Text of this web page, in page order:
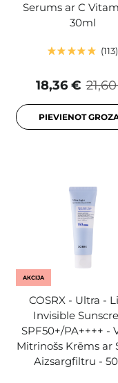
Serums ar C
30ml
113
18,36 €
PIEVIENOT
AKCIJA
COSRX - Ultra -
Invisible
SPF50+/PA++++ -
Mitrinošs Krēms ar
Aizsargfiltru -